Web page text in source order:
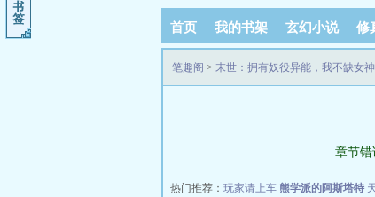
首页 我的书架 玄幻小说 修
笔趣阁 > 末世：拥有奴役异能，我不缺女神
章节错
热门推荐： 玩家请上车 熊学派的阿斯塔特